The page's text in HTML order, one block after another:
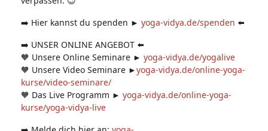
➡️ Hier kannst du spenden ► yoga-vidya.de/spenden ⬅️
➡️ UNSER ONLINE ANGEBOT ⬅️
🧡 Unsere Online Seminare ► yoga-vidya.de/yogalive
🧡 Unsere Video Seminare ►yoga-vidya.de/online-yoga-
kurse/video-seminare/
🧡 Das Live Programm ► yoga-vidya.de/online-yoga-
kurse/yoga-vidya-live